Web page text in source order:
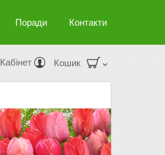
Поради Контакти
Кабінет Кошик